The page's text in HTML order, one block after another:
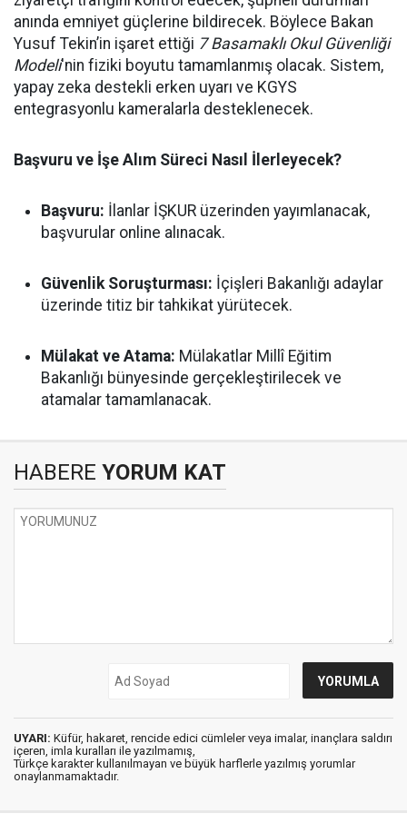
anında emniyet güçlerine bildirecek. Böylece Bakan
Yusuf Tekin’in işaret ettiği 7 Basamaklı Okul Güvenliği
Modeli'nin fiziki boyutu tamamlanmış olacak. Sistem,
yapay zeka destekli erken uyarı ve KGYS
entegrasyonlu kameralarla desteklenecek.
Başvuru ve İşe Alım Süreci Nasıl İlerleyecek?
Başvuru: İlanlar İŞKUR üzerinden yayımlanacak,
başvurular online alınacak.
Güvenlik Soruşturması: İçişleri Bakanlığı adaylar
üzerinde titiz bir tahkikat yürütecek.
Mülakat ve Atama: Mülakatlar Millî Eğitim
Bakanlığı bünyesinde gerçekleştirilecek ve
atamalar tamamlanacak.
HABERE YORUM KAT
UYARI: Küfür, hakaret, rencide edici cümleler veya imalar, inançlara saldırı
içeren, imla kuralları ile yazılmamış,
Türkçe karakter kullanılmayan ve büyük harflerle yazılmış yorumlar
onaylanmamaktadır.